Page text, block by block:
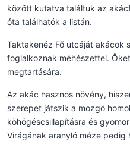
között kutatva találtuk az
óta találhatók a listán.
Taktakenéz Fő utcáját akácok
foglalkoznak méhészettel.
megtartására.
Az akác hasznos növény,
szerepet játszik a mozgó
köhögéscsillapításra és
Virágának aranyló méze pedig